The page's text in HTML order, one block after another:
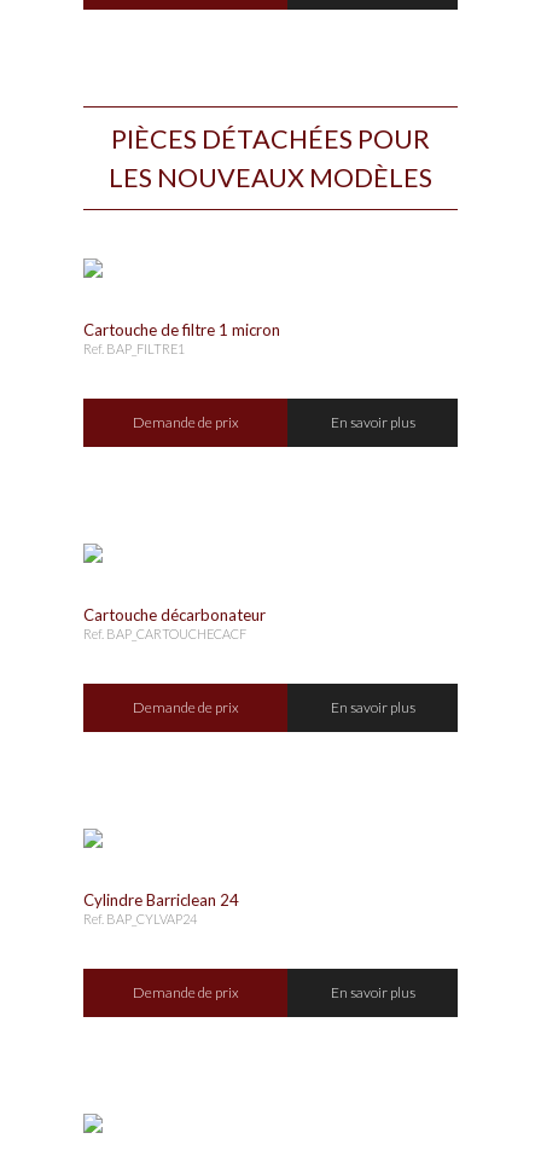
PIÈCES DÉTACHÉES POUR
LES NOUVEAUX MODÈLES
Cartouche de filtre 1 micron
Ref. BAP_FILTRE1
Demande de prix En savoir plus
Cartouche décarbonateur
Ref. BAP_CARTOUCHECACF
Demande de prix En savoir plus
Cylindre Barriclean 24
Ref. BAP_CYLVAP24
Demande de prix En savoir plus